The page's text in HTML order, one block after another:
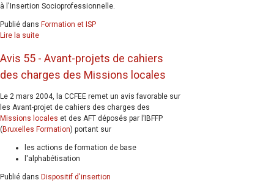
à l'Insertion Socioprofessionnelle.
Publié dans Formation et ISP
Lire la suite
Avis 55 - Avant-projets de cahiers
des charges des Missions locales
Le 2 mars 2004, la CCFEE remet un avis favorable sur
les Avant-projet de cahiers des charges des
Missions locales et des AFT déposés par l’IBFFP
( Bruxelles Formation) portant sur
les actions de formation de base
l'alphabétisation
Publié dans Dispositif d'insertion